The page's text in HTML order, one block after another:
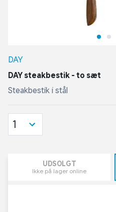
DAY
DAY steakbestik - to sæt
Steakbestik i stål
1
UDSOLGT
Ikke på lager online